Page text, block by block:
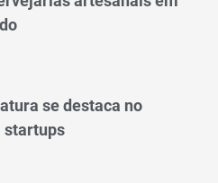
se destaca no
startups